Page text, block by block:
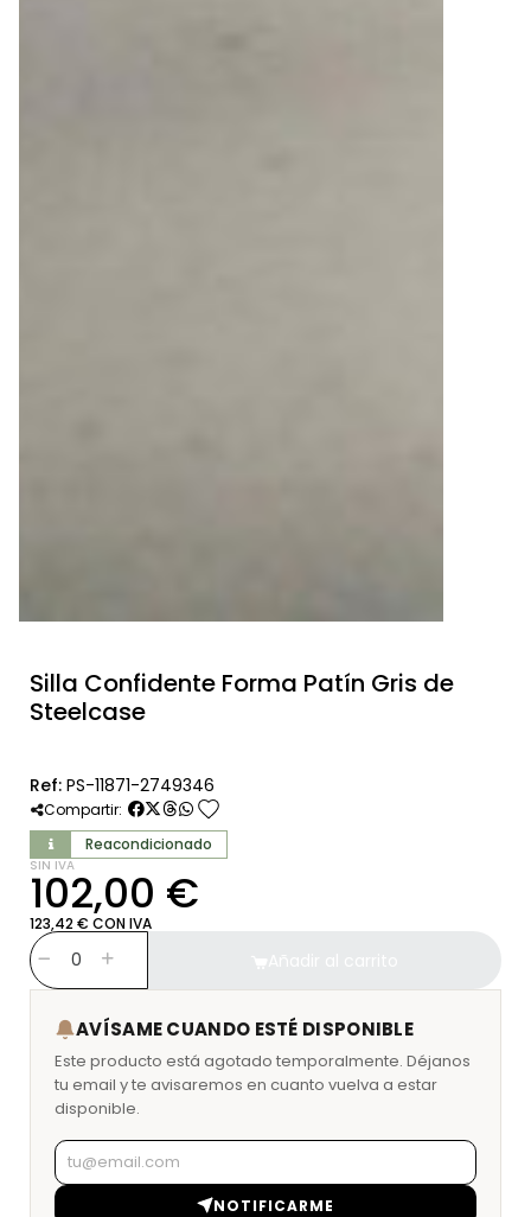
Silla Confidente Forma Patín Gris de
Steelcase
Ref: PS-11871-2749346
Compartir: favorite
Reacondicionado
SIN IVA
102,00 €
123,42 € CON IVA
AVÍSAME CUANDO ESTÉ DISPONIBLE
Este producto está agotado temporalmente. Déjanos
tu email y te avisaremos en cuanto vuelva a estar
disponible.
NOTIFICARME